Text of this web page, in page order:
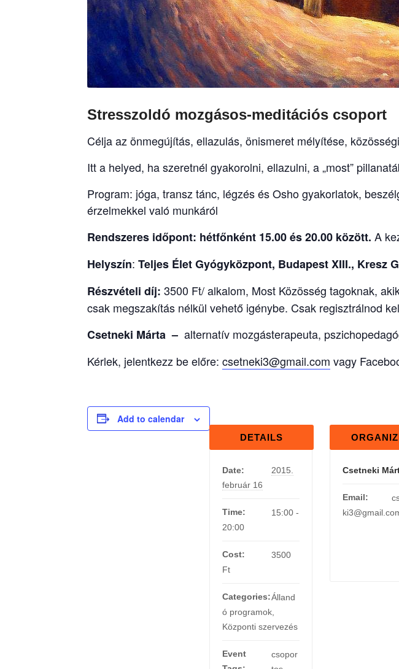
Stresszoldó mozgásos-meditációs csoport
Célja az önmegújítás, ellazulás, önismeret mélyítése,
Itt a helyed, ha szeretnél gyakorolni, ellazulni, a „most”
Program: jóga, transz tánc, légzés és Osho gyakorlatok,
érzelmekkel való munkáról
Rendszeres időpont: hétfőnként 15.00 és 20.00 között. A
Helyszín: Teljes Élet Gyógyközpont, Budapest XIII., Kresz
Részvételi díj: 3500 Ft/ alkalom, Most Közösség tagoknak,
csak megszakítás nélkül vehető igénybe. Csak regisztrálnod
Csetneki Márta – alternatív mozgásterapeuta,
Kérlek, jelentkezz be előre: csetneki3@gmail.com vagy
Add to calendar
DETAILS
Date:
2015.
február 16
Time:
15:00 -
20:00
Cost:
3500
Ft
Categories:Álland
ó programok
Központi szervezés
Event
csopor
Csetneki
Email: